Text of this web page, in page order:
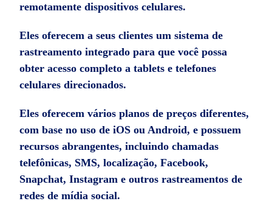
remotamente dispositivos celulares.
Eles oferecem a seus clientes um sistema de
rastreamento integrado para que você possa
obter acesso completo a tablets e telefones
celulares direcionados.
Eles oferecem vários planos de preços diferentes,
com base no uso de iOS ou Android, e possuem
recursos abrangentes, incluindo chamadas
telefônicas, SMS, localização, Facebook,
Snapchat, Instagram e outros rastreamentos de
redes de mídia social.